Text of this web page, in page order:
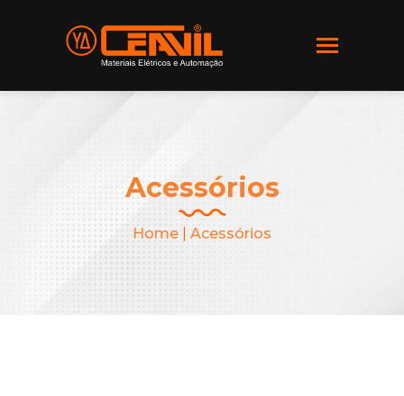
Acessórios
Home Acessórios